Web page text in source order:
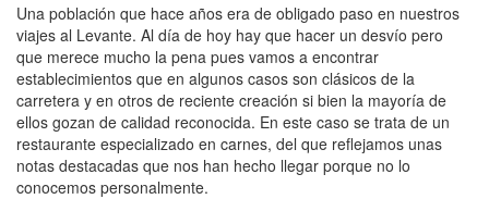
Una población que hace años era de obligado paso en nuestros
viajes al Levante. Al día de hoy hay que hacer un desvío pero
que merece mucho la pena pues vamos a encontrar
establecimientos que en algunos casos son clásicos de la
carretera y en otros de reciente creación si bien la mayoría de
ellos gozan de calidad reconocida. En este caso se trata de un
restaurante especializado en carnes, del que reflejamos unas
notas destacadas que nos han hecho llegar porque no lo
conocemos personalmente.